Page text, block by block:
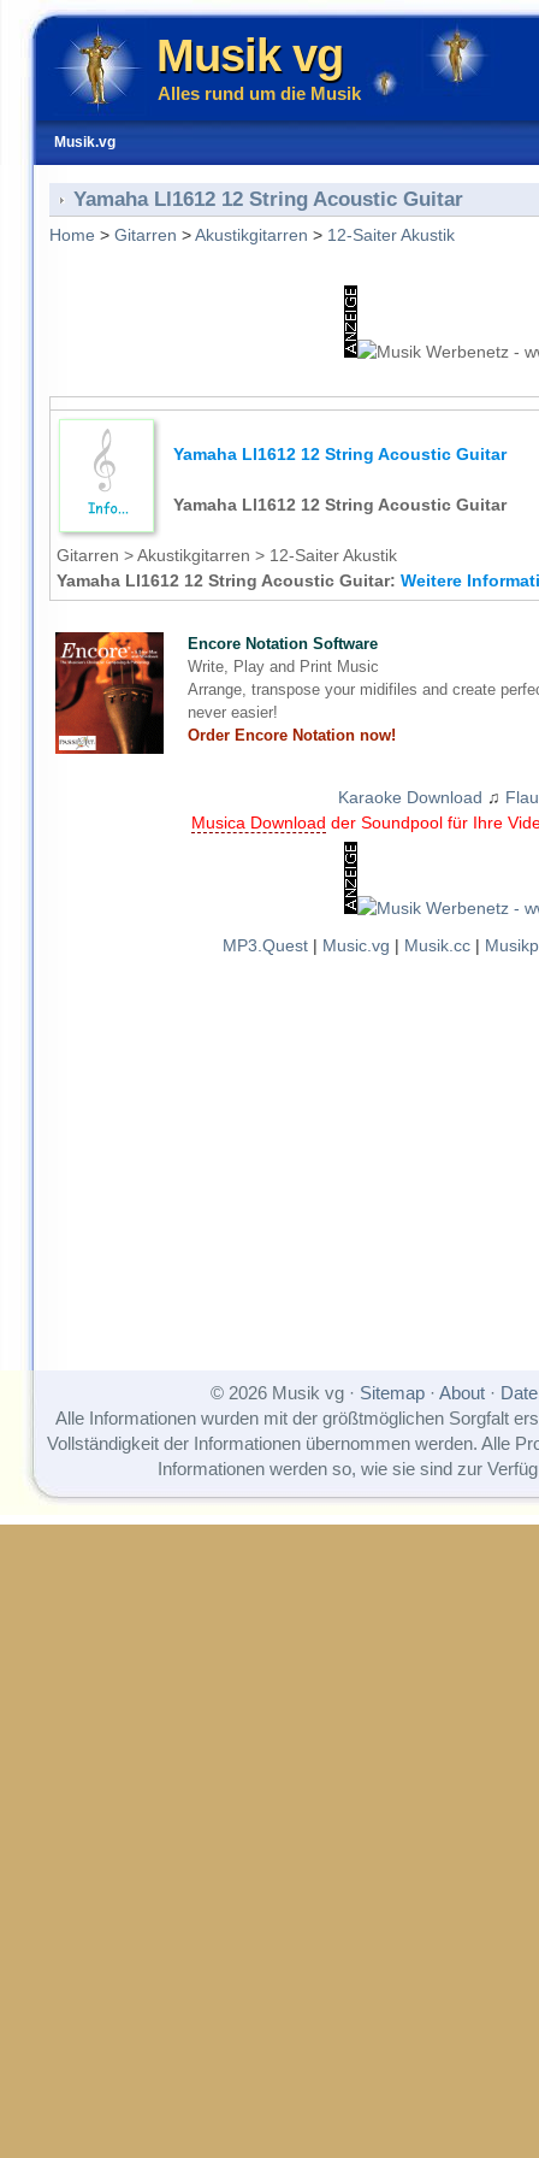
Musik vg
Alles rund um die Musik
Musik.vg
Yamaha Ll1612 12 String Acoustic Guitar
Home > Gitarren >Akustikgitarren > 12-Saiter Akustik
Yamaha Ll1612 12 String Acoustic Guitar
Yamaha Ll1612 12 String Acoustic Guitar
Gitarren > Akustikgitarren > 12-Saiter Akustik
Yamaha Ll1612 12 String Acoustic Guitar: Weitere
Encore Notation Software
Write, Play and Print Music
Arrange, transpose your midifiles and create
never easier!
Order Encore Notation now!
Karaoke Download ♫
Musica Download der Soundpool für Ihre
MP3.Quest| Music.vg | Musik.cc|
© 2026 Musik vg · Sitemap· About·
Alle Informationen wurden mit der größtmöglichen Sorgfalt
Vollständigkeit der Informationen übernommen werden. Alle
Informationen werden so, wie sie sind zur